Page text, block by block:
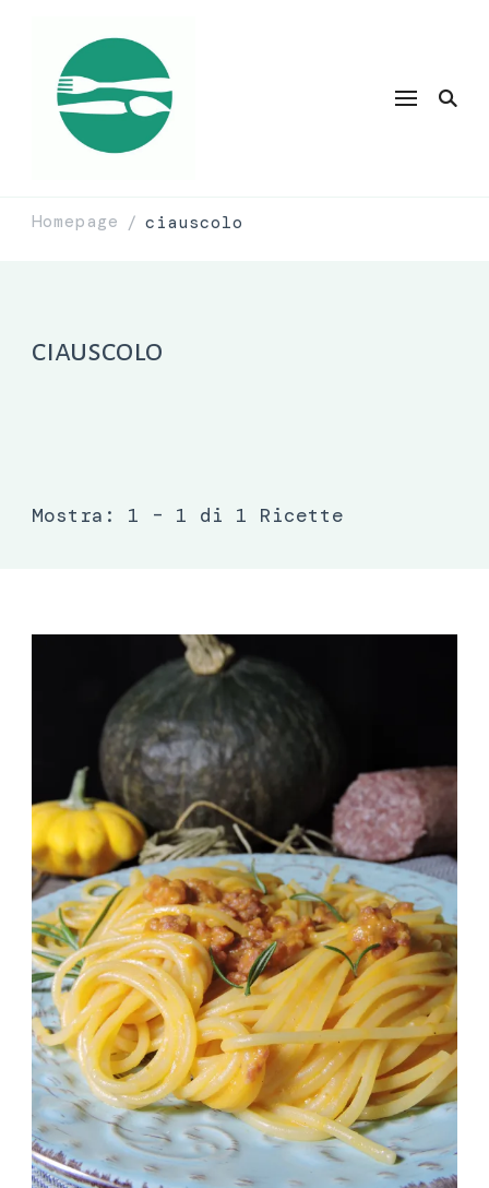
Homepage / ciauscolo
ciauscolo
Mostra: 1 – 1 di 1 Ricette